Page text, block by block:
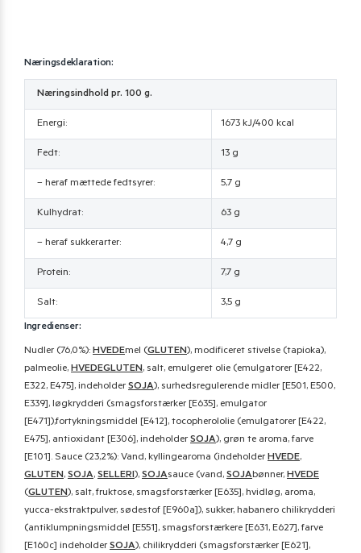
Næringsdeklaration:
Næringsindhold pr. 100 g.
Energi: 1673 kJ/400 kcal
Fedt: 13 g
– heraf mættede fedtsyrer: 5,7 g
Kulhydrat: 63 g
– heraf sukkerarter: 4,7 g
Protein: 7,7 g
Salt: 3,5 g
Ingredienser:
Nudler (76,0%): HVEDEmel (GLUTEN), modificeret stivelse (tapioka),
palmeolie, HVEDEGLUTEN, salt, emulgeret olie (emulgatorer [E422,
E322, E475], indeholder SOJA), surhedsregulerende midler [E501, E500,
E339], løgkrydderi (smagsforstærker [E635], emulgator
[E471]),fortykningsmiddel [E412], tocopherololie (emulgatorer [E422,
E475], antioxidant [E306], indeholder SOJA), grøn te aroma, farve
[E101]. Sauce (23,2%): Vand, kyllingearoma (indeholder HVEDE,
GLUTEN, SOJA, SELLERI), SOJAsauce (vand, SOJAbønner, HVEDE
(GLUTEN), salt, fruktose, smagsforstærker [E635], hvidløg, aroma,
yucca-ekstraktpulver, sødestof [E960a]), sukker, habanero chilikrydderi
(antiklumpningsmiddel [E551], smagsforstærkere [E631, E627], farve
[E160c] indeholder SOJA), chilikrydderi (smagsforstærker [E621],